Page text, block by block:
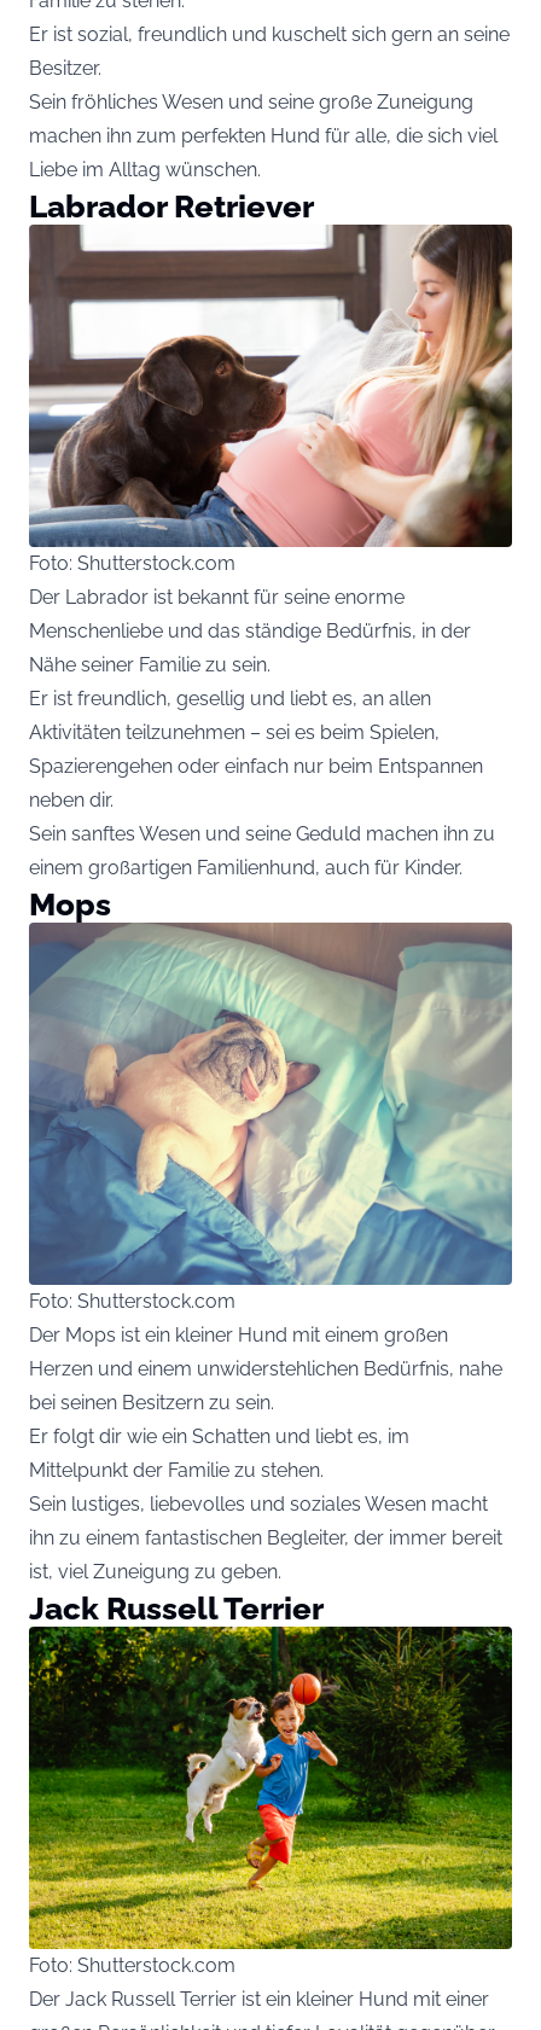
Er ist sozial, freundlich und kuschelt sich gern an seine
Besitzer.
Sein fröhliches Wesen und seine große Zuneigung
machen ihn zum perfekten Hund für alle, die sich viel
Liebe im Alltag wünschen.
Labrador Retriever
Foto: Shutterstock.com
Der Labrador ist bekannt für seine enorme
Menschenliebe und das ständige Bedürfnis, in der
Nähe seiner Familie zu sein.
Er ist freundlich, gesellig und liebt es, an allen
Aktivitäten teilzunehmen – sei es beim Spielen,
Spazierengehen oder einfach nur beim Entspannen
neben dir.
Sein sanftes Wesen und seine Geduld machen ihn zu
einem großartigen Familienhund, auch für Kinder.
Mops
Foto: Shutterstock.com
Der Mops ist ein kleiner Hund mit einem großen
Herzen und einem unwiderstehlichen Bedürfnis, nahe
bei seinen Besitzern zu sein.
Er folgt dir wie ein Schatten und liebt es, im
Mittelpunkt der Familie zu stehen.
Sein lustiges, liebevolles und soziales Wesen macht
ihn zu einem fantastischen Begleiter, der immer bereit
ist, viel Zuneigung zu geben.
Jack Russell Terrier
Foto: Shutterstock.com
Der Jack Russell Terrier ist ein kleiner Hund mit einer